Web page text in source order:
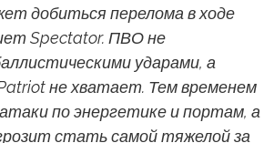
добиться перелома в ходе
Spectator. ПВО не
ударами, а
не хватает. Тем временем
по энергетике и портам, а
стать самой тяжелой за